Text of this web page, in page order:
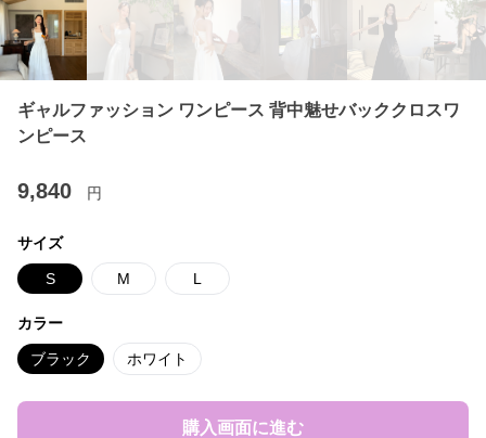
ギャルファッション ワンピース 背中魅せバッククロスワ
ンピース
9,840 円
サイズ
S M L
カラー
ブラック ホワイト
購入画面に進む